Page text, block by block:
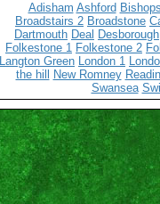
Adisham Ashford
Broadstairs 2 Broadstone
Dartmouth Deal Desborough
Folkestone 1 Folkestone 2
Langton Green London 1
the hill
New Romney
Swansea